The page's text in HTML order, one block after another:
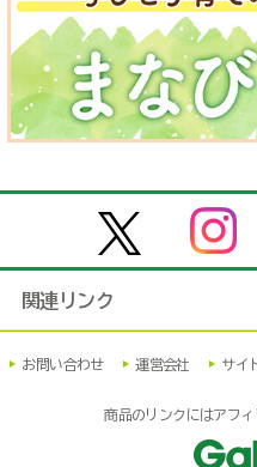
関連リンク
お問い合わせ 運営会社 サイ
商品のリンクにはアフィ